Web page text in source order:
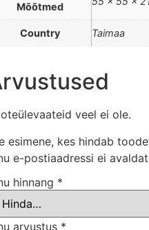
Mõõtmed
Country Taimaa
veel ei ole.
esimene, kes hindab
e-postiaadressi ei
hinnang *
arvustus *